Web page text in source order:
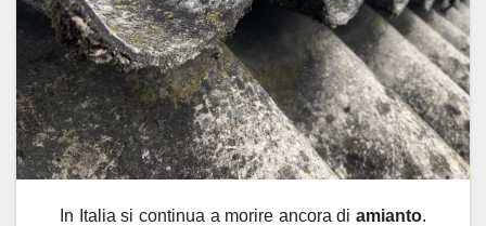
In Italia si continua a morire ancora di amianto.